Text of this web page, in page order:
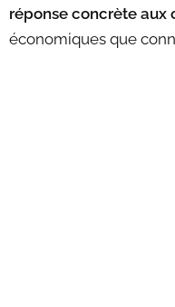
réponse concrète aux
économiques que